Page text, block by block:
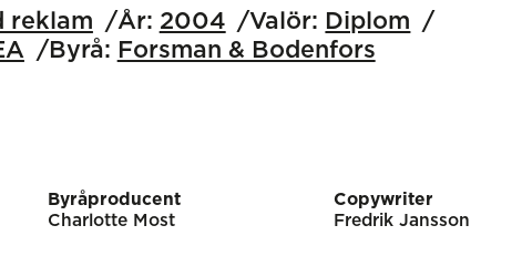
reklam År: 2004 Valör: Diplom
Byrå: Forsman & Bodenfors
Byråproducent
Charlotte Most
Copywriter
Fredrik Jansson